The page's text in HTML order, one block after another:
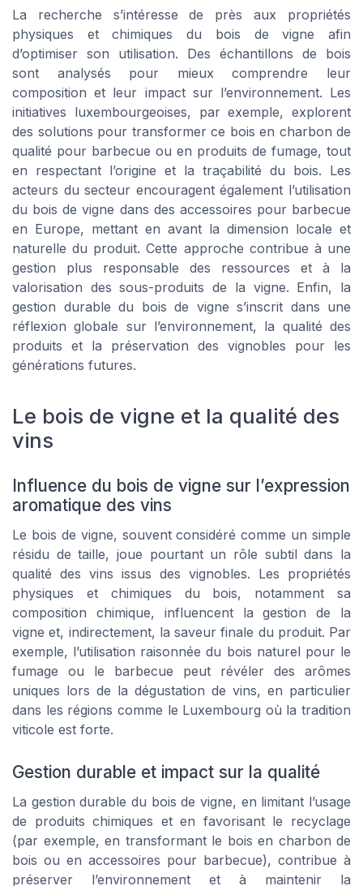
La recherche s’intéresse de près aux propriétés
physiques et chimiques du bois de vigne afin
d’optimiser son utilisation. Des échantillons de bois
sont analysés pour mieux comprendre leur
composition et leur impact sur l’environnement. Les
initiatives luxembourgeoises, par exemple, explorent
des solutions pour transformer ce bois en charbon de
qualité pour barbecue ou en produits de fumage, tout
en respectant l’origine et la traçabilité du bois. Les
acteurs du secteur encouragent également l’utilisation
du bois de vigne dans des accessoires pour barbecue
en Europe, mettant en avant la dimension locale et
naturelle du produit. Cette approche contribue à une
gestion plus responsable des ressources et à la
valorisation des sous-produits de la vigne. Enfin, la
gestion durable du bois de vigne s’inscrit dans une
réflexion globale sur l’environnement, la qualité des
produits et la préservation des vignobles pour les
générations futures.
Le bois de vigne et la qualité des
vins
Influence du bois de vigne sur l’expression
aromatique des vins
Le bois de vigne, souvent considéré comme un simple
résidu de taille, joue pourtant un rôle subtil dans la
qualité des vins issus des vignobles. Les propriétés
physiques et chimiques du bois, notamment sa
composition chimique, influencent la gestion de la
vigne et, indirectement, la saveur finale du produit. Par
exemple, l’utilisation raisonnée du bois naturel pour le
fumage ou le barbecue peut révéler des arômes
uniques lors de la dégustation de vins, en particulier
dans les régions comme le Luxembourg où la tradition
viticole est forte.
Gestion durable et impact sur la qualité
La gestion durable du bois de vigne, en limitant l’usage
de produits chimiques et en favorisant le recyclage
(par exemple, en transformant le bois en charbon de
bois ou en accessoires pour barbecue), contribue à
préserver l’environnement et à maintenir la